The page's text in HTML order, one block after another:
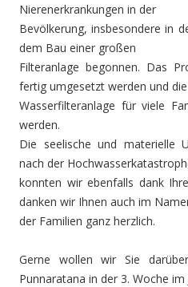
Nierenerkrankungen in der
Bevölkerung, insbesondere in
dem Bau einer großen
Filteranlage begonnen. Das
fertig umgesetzt werden und die
Wasserfilteranlage für viele
werden.
Die seelische und materielle
nach der
konnten wir ebenfalls dank
danken wir Ihnen auch im
der Familien ganz herzlich.
Gerne wollen wir Sie
Punnaratana in der 3. Woche im